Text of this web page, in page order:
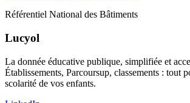
Référentiel National des Bâtiments
Lucyol
La donnée éducative publique, simplifiée et
Établissements, Parcoursup, classements : tout
scolarité de vos enfants.